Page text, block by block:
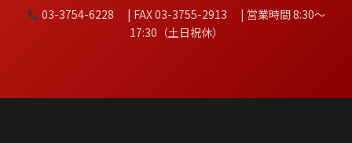
03-3754-6228 | FAX 03-3755-2913 | 営業時間 8:30〜
17:30（土日祝休）